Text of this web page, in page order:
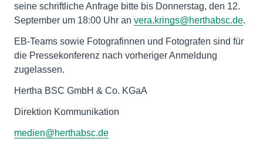
seine schriftliche Anfrage bitte bis Donnerstag, den 12.
September um 18:00 Uhr an vera.krings@herthabsc.de.
EB-Teams sowie Fotografinnen und Fotografen sind für
die Pressekonferenz nach vorheriger Anmeldung
zugelassen.
Hertha BSC GmbH & Co. KGaA
Direktion Kommunikation
medien@herthabsc.de